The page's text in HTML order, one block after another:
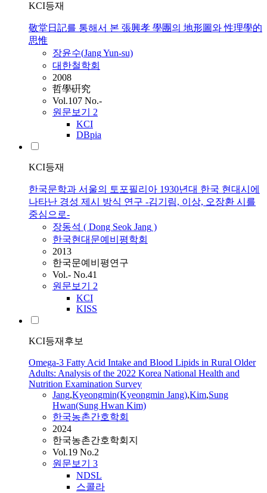
KCI등재
敬堂日記를 통해서 본 張興孝 學團의 地形圖와 性理學的
思惟
장윤수(JangYun-su)
대한철학회
2008
哲學硏究
Vol.107 No.-
원문보기 2
KCI
DBpia
KCI등재
한국문학과 서울의 토포필리아 1930년대 한국 현대시에
나타난 경성 제시 방식 연구 -김기림, 이상, 오장환 시를
중심으로-
장동석 ( Dong Seok Jang )
한국현대문예비평학회
2013
한국문예비평연구
Vol.- No.41
원문보기 2
KCI
KISS
KCI등재후보
Omega-3 Fatty Acid Intake and Blood Lipids in Rural Older
Adults: Analysis of the 2022 Korea National Health and
Nutrition Examination Survey
Jang,Kyeongmin(Kyeongmin Jang),Kim,Sung
Hwan(Sung Hwan Kim)
한국농촌간호학회
2024
한국농촌간호학회지
Vol.19 No.2
원문보기 3
NDSL
스콜라